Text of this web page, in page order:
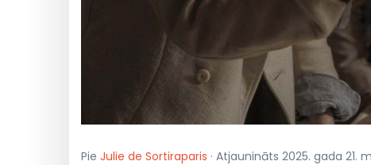
Pie Julie de Sortiraparis · Atjaunināts 2025. gada 21.